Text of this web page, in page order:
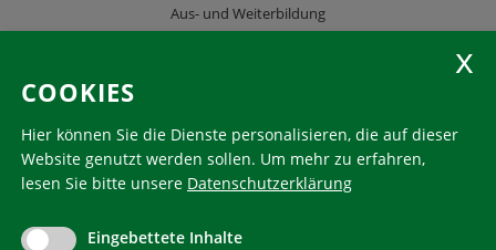
Aus- und Weiterbildung
KlimaHaus ist eine eingetragene Marke. Die Nutzung muss
communication@klimahausagentur.it
COOKIES
Hier können Sie die Dienste personalisieren, die auf dieser
Website genutzt werden sollen. Um mehr zu erfahren,
lesen Sie bitte unsere Datenschutzerklärung
Eingebettete Inhalte